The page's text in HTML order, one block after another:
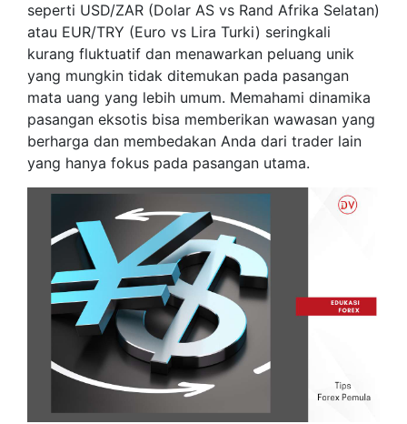
seperti USD/ZAR (Dolar AS vs Rand Afrika Selatan)
atau EUR/TRY (Euro vs Lira Turki) seringkali
kurang fluktuatif dan menawarkan peluang unik
yang mungkin tidak ditemukan pada pasangan
mata uang yang lebih umum. Memahami dinamika
pasangan eksotis bisa memberikan wawasan yang
berharga dan membedakan Anda dari trader lain
yang hanya fokus pada pasangan utama.